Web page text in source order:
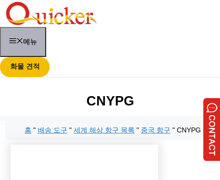
텐
너
뛰
기
메뉴
화물 견적
CNYPG
홈 " 배송 도구 " 세계 해상 항구 목록 " 중국 항구 " CNYPG